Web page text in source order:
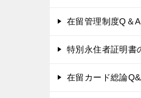
在留管理制度Q＆
特別永住者証明書
在留カード総論